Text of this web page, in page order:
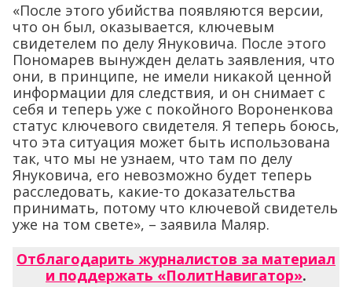
«После этого убийства появляются версии,
что он был, оказывается, ключевым
свидетелем по делу Януковича. После этого
Пономарев вынужден делать заявления, что
они, в принципе, не имели никакой ценной
информации для следствия, и он снимает с
себя и теперь уже с покойного Вороненкова
статус ключевого свидетеля. Я теперь боюсь,
что эта ситуация может быть использована
так, что мы не узнаем, что там по делу
Януковича, его невозможно будет теперь
расследовать, какие-то доказательства
принимать, потому что ключевой свидетель
уже на том свете», – заявила Маляр.
Отблагодарить журналистов за материал
и поддержать «ПолитНавигатор».